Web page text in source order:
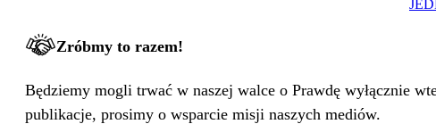
Zróbmy to razem!
Będziemy mogli trwać w naszej walce o Prawdę wyłącznie
publikacje, prosimy o wsparcie misji naszych mediów.